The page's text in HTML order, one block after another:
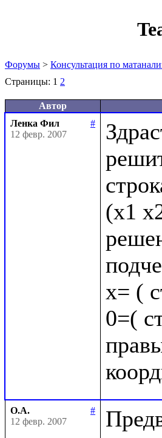
Форумы > Консультация по
Страницы: 1 2
Автор
Ленка Фил
#
12 февр. 2007
(х1
х= (
0=(
О.А.
#
12 февр. 2007